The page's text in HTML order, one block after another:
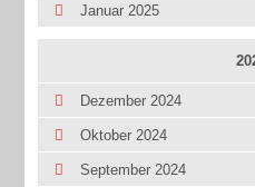
Januar 2025
Dezember 2024
Oktober 2024
September 2024